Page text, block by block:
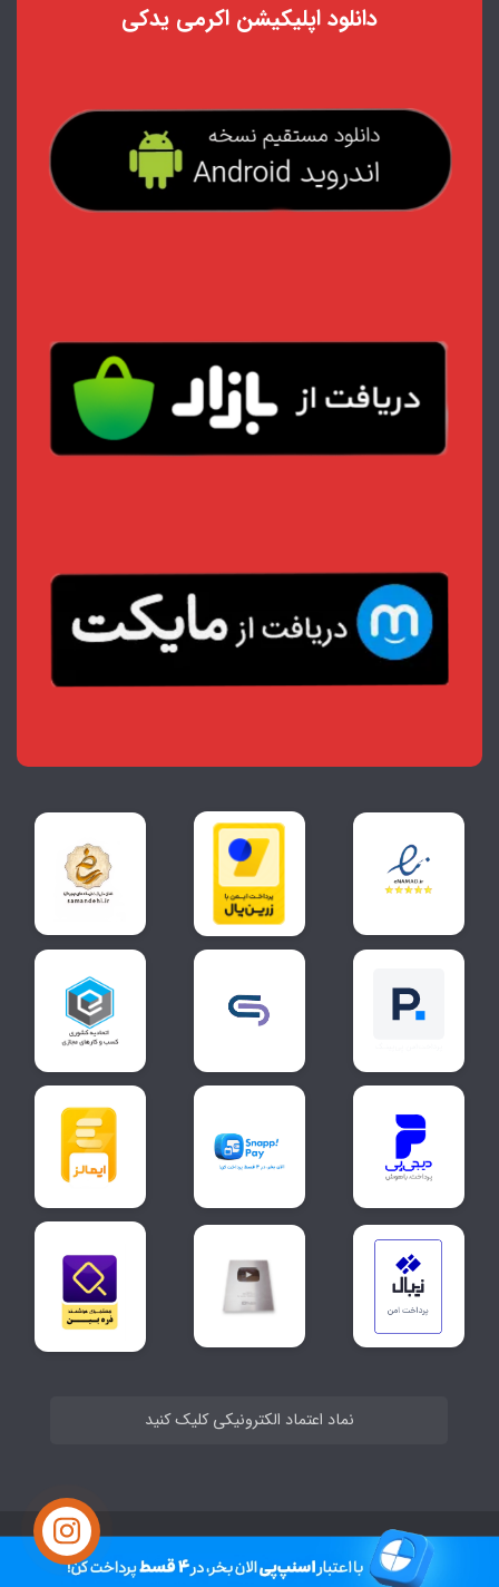
دانلود اپلیکیشن اکرمی یدکی
نماد اعتماد الکترونیکی کلیک کنید